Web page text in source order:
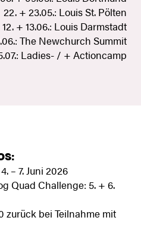
22. + 23.05.: Louis St. Pölten
12. + 13.06.: Louis Darmstadt
The Newchurch Summit
Ladies- / + Actioncamp
– 7. Juni 2026
Quad Challenge: 5. + 6.
zurück bei Teilnahme mit